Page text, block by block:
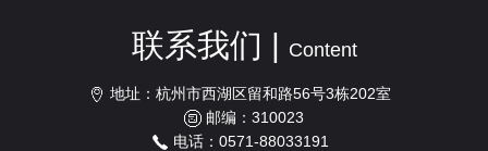
联系我们 | Content
地址：杭州市西湖区留和路56号3栋202室
邮编：310023
电话：0571-88033191